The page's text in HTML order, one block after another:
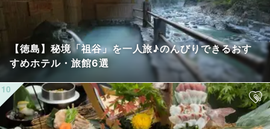
【徳島】秘境「祖谷」を一人旅♪のんびりできるおす
すめホテル・旅館6選